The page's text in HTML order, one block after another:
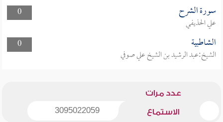
0
سورة الشرح
علي الحذيفي
0
الشاطبية
الشيخ:عبد الرشيد بن الشيخ علي صوفي
عدد مرات
الاستماع 3095022059